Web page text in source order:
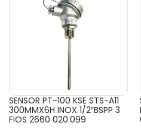
SENSOR PT-100 KSE STS-A11
300MMX6H INOX 1/2″BSPP 3
FIOS 2660 020.099